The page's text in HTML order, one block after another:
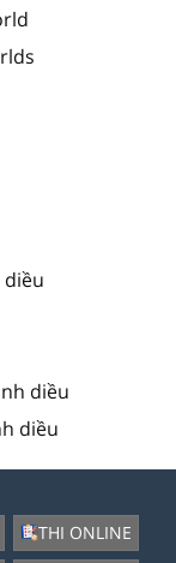
diều
diều
diều
THI ONLINE